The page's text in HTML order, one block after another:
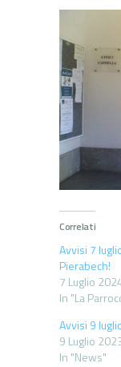
Correlati
Avvisi 7
Pierabech!
7 Luglio
In "La
Avvisi 9
9 Luglio
In "News"